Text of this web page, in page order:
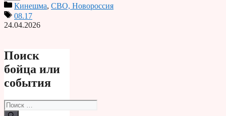
PrintКинешма, СВО, Новороссия
08.17
24.04.2026
Поиск
бойца или
события
Поиск: